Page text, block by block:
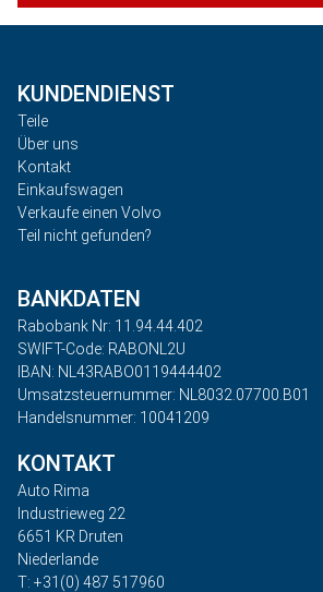
KUNDENDIENST
Teile
Über uns
Kontakt
Einkaufswagen
Verkaufe einen Volvo
Teil nicht gefunden?
BANKDATEN
Rabobank Nr: 11.94.44.402
SWIFT-Code: RABONL2U
IBAN: NL43RABO0119444402
Umsatzsteuernummer: NL8032.07700.B01
Handelsnummer: 10041209
KONTAKT
Auto Rima
Industrieweg 22
6651 KR Druten
Niederlande
T: +31(0) 487 517960